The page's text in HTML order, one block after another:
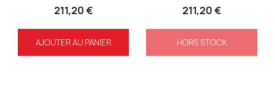
211,20 €
AJOUTER AU PANIER
211,20 €
HORS STOCK